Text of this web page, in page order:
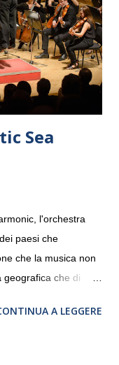
Sea
l'orchestra
paesi che
che la musica non
geografica che di
e toccherà, in
A LEGGERE